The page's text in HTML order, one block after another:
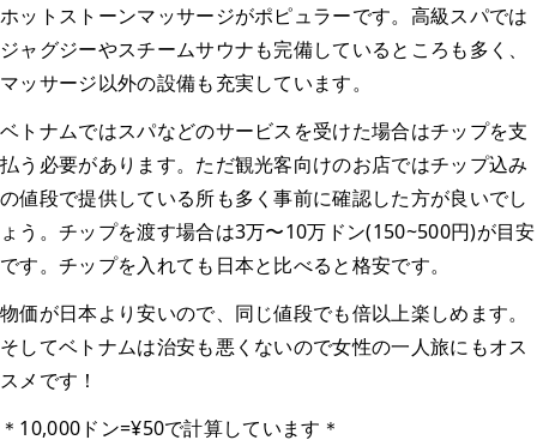
ホットストーンマッサージがポピュラーです。高級スパでは
ジャグジーやスチームサウナも完備しているところも多く、
マッサージ以外の設備も充実しています。
ベトナムではスパなどのサービスを受けた場合はチップを支
払う必要があります。ただ観光客向けのお店ではチップ込み
の値段で提供している所も多く事前に確認した方が良いでし
ょう。チップを渡す場合は3万〜10万ドン(150~500円)が目安
です。チップを入れても日本と比べると格安です。
物価が日本より安いので、同じ値段でも倍以上楽しめます。
そしてベトナムは治安も悪くないので女性の一人旅にもオス
スメです！
＊10,000ドン=¥50で計算しています＊